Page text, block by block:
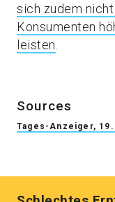
sich zudem
Konsumenten
leisten
Sources
Tages-Anzeiger, 19.